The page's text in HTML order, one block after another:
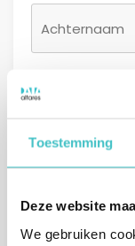
Toestemming
Deze website
We gebruiken
Telefoonnummer*
+31